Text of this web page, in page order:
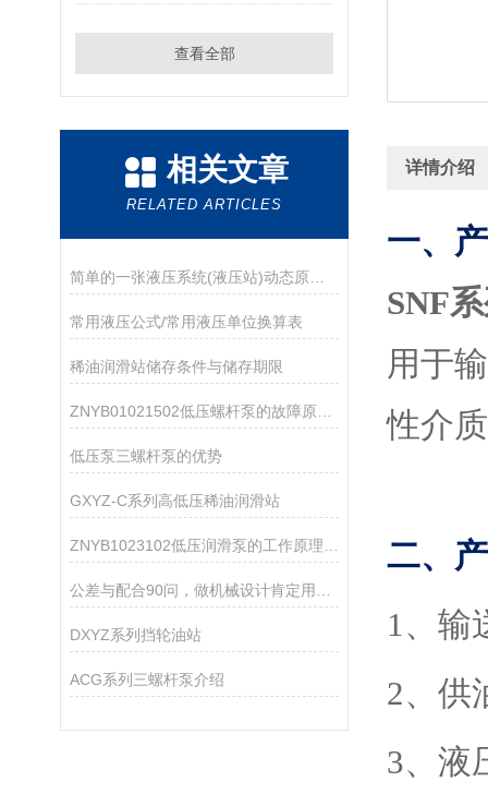
查看全部
相关文章
RELATED ARTICLES
简单的一张液压系统(液压站)动态原理图,让你不再对液压原理一知半解
​常用液压公式/常用液压单位换算表
稀油润滑站储存条件与储存期限
ZNYB01021502低压螺杆泵的故障原因及解决方法
低压泵三螺杆泵的优势
GXYZ-C系列高低压稀油润滑站
DXYZ系列挡轮油站
ACG系列三螺杆泵介绍
详情介绍
一、
SNF
用于
性介
二、
1、输
2、供
3、液